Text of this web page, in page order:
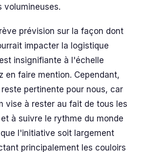
volumineuses.
prévision sur la façon dont
impacter la logistique
insignifiante à l'échelle
en faire mention. Cependant,
pertinente pour nous, car
vise à rester au fait de tous les
à suivre le rythme du monde
l'initiative soit largement
principalement les couloirs